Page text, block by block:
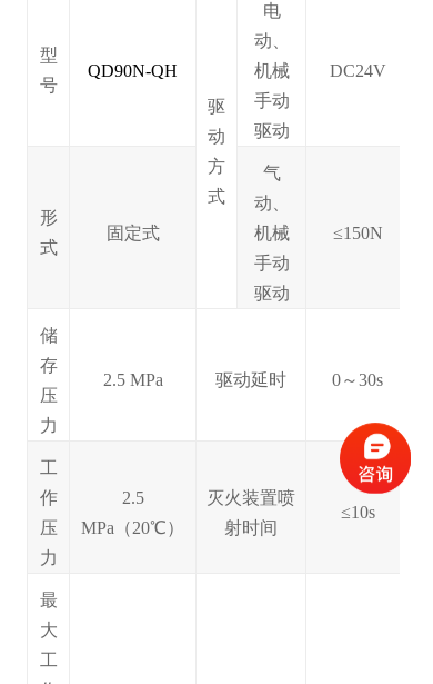
型
号
QD90N-QH
驱
动
方
式
电
动、
机械
手动
驱动
DC24V
形
式
固定式
气
动、
机械
手动
驱动
≤150N
储
存
压
力
2.5 MPa 驱动延时 0～30s
工
作
压
力
2.5
MPa（20℃）
灭火装置喷
射时间
≤10s
最
大
工